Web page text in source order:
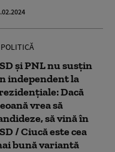
POLITICĂ
și PNL nu susțin
independent la
Dacă
vrea să
să vină în
/ Ciucă este cea
bună variantă